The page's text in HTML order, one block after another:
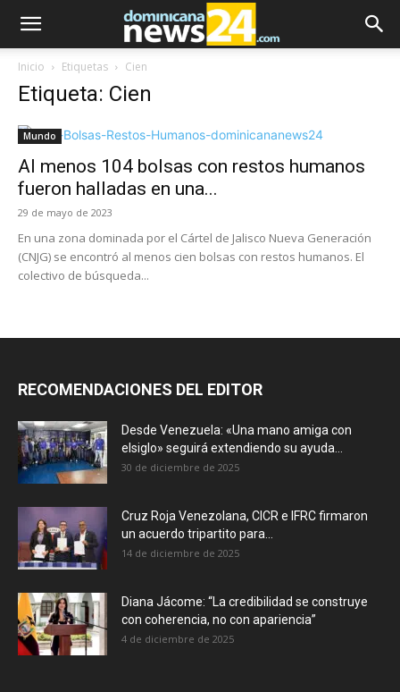
Inicio Etiquetas Cien
Etiqueta: Cien
Mundo
Al menos 104 bolsas con restos humanos
fueron halladas en una...
29 de mayo de 2023
En una zona dominada por el Cártel de Jalisco Nueva Generación
(CNJG) se encontró al menos cien bolsas con restos humanos. El
colectivo de búsqueda...
RECOMENDACIONES DEL EDITOR
Desde Venezuela: «Una mano amiga con
elsiglo» seguirá extendiendo su ayuda...
30 de diciembre de 2025
Cruz Roja Venezolana, CICR e IFRC firmaron
un acuerdo tripartito para...
14 de diciembre de 2025
Diana Jácome: “La credibilidad se construye
con coherencia, no con apariencia”
4 de diciembre de 2025